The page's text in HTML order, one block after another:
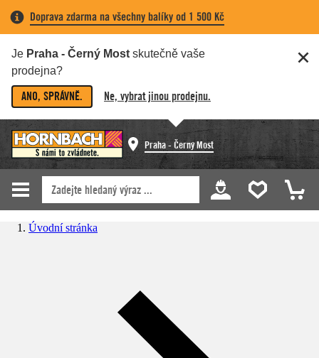
Doprava zdarma na všechny balíky od 1 500 Kč
Je Praha - Černý Most skutečně vaše
prodejna?
ANO, SPRÁVNĚ. Ne, vybrat jinou prodejnu.
Praha - Černý Most
Úvodní stránka